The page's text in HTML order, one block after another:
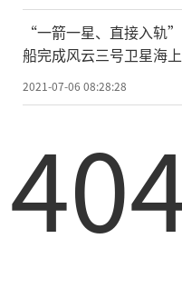
“一箭一星、直接入轨
船完成风云三号卫星海
2021-07-06 08:28:28